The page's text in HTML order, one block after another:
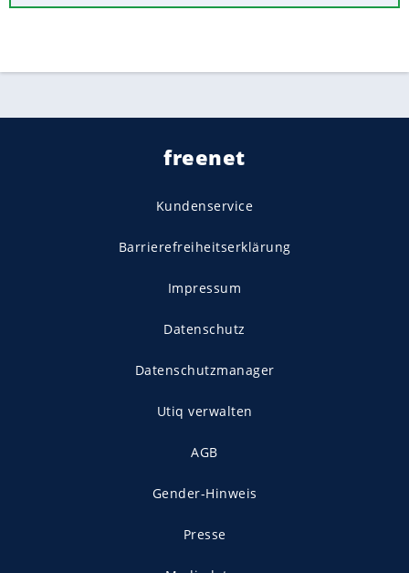
freenet
Kundenservice
Barrierefreiheitserklärung
Impressum
Datenschutz
Datenschutzmanager
Utiq verwalten
AGB
Gender-Hinweis
Presse